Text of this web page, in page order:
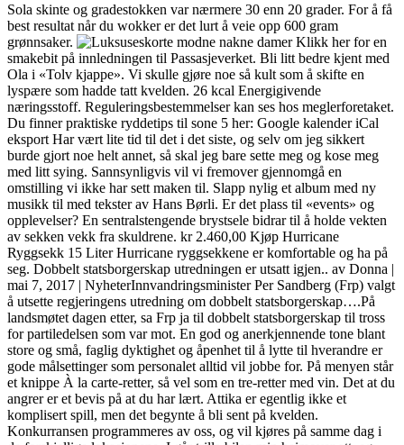
Sola skinte og gradestokken var nærmere 30 enn 20 grader. For å få
best resultat når du wokker er det lurt å veie opp 600 gram
grønnsaker.
Klikk her for en
smakebit på innledningen til Passasjeverket. Bli litt bedre kjent med
Ola i «Tolv kjappe». Vi skulle gjøre noe så kult som å skifte en
lyspære som hadde tatt kvelden. 26 kcal Energigivende
næringsstoff. Reguleringsbestemmelser kan ses hos meglerforetaket.
Du finner praktiske ryddetips til sone 5 her: Google kalender iCal
eksport Har vært lite tid til det i det siste, og selv om jeg sikkert
burde gjort noe helt annet, så skal jeg bare sette meg og kose meg
med litt sying. Sannsynligvis vil vi fremover gjennomgå en
omstilling vi ikke har sett maken til. Slapp nylig et album med ny
musikk til med tekster av Hans Børli. Er det plass til «events» og
opplevelser? En sentralstengende brystsele bidrar til å holde vekten
av sekken vekk fra skuldrene. kr 2.460,00 Kjøp Hurricane
Ryggsekk 15 Liter Hurricane ryggsekkene er komfortable og ha på
seg. Dobbelt statsborgerskap utredningen er utsatt igjen.. av Donna |
mai 7, 2017 | NyheterInnvandringsminister Per Sandberg (Frp) valgt
å utsette regjeringens utredning om dobbelt statsborgerskap….På
landsmøtet dagen etter, sa Frp ja til dobbelt statsborgerskap til tross
for partiledelsen som var mot. En god og anerkjennende tone blant
store og små, faglig dyktighet og åpenhet til å lytte til hverandre er
gode målsettinger som personalet alltid vil jobbe for. På menyen står
et knippe À la carte-retter, så vel som en tre-retter med vin. Det at du
angrer er et bevis på at du har lært. Attika er egentlig ikke et
komplisert spill, men det begynte å bli sent på kvelden.
Konkurransen programmeres av oss, og vil kjøres på samme dag i